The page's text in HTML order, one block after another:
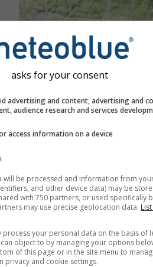
asks for your consent
advertising and content, advertising and
audience research and services
access information on a device
will be processed and information from
and other device data) may be
with 750 partners, or used specifically
may use precise geolocation data.
process your personal data on the basis of
object to by managing your options
of this page or in the site menu to
privacy and cookie settings.